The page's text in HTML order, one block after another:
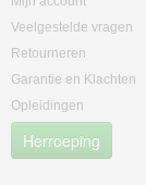
Veelgestelde vragen
Retourneren
Garantie en Klachten
Opleidingen
Herroeping